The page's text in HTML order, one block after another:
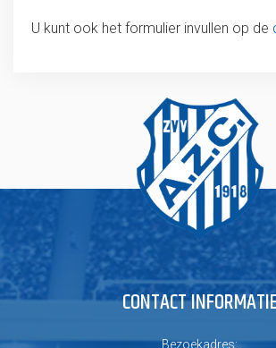
U kunt ook het formulier invullen op de
CONTACT
Bezoekadres: